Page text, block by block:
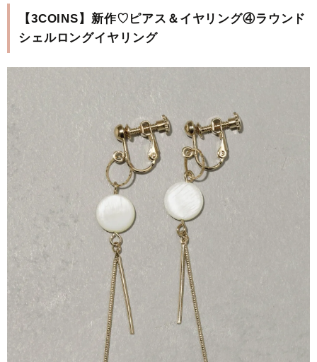
【3COINS】新作♡ピアス＆イヤリング④ラウンド
シェルロングイヤリング